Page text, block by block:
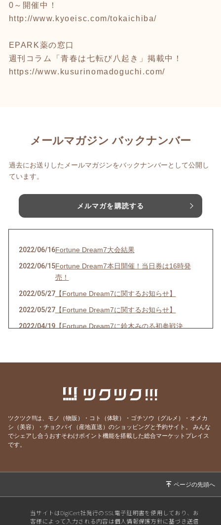
0～開催中！
http://www.kyoeisc.com/tokaichiba/
EPARK薬の窓口
週刊コラム「青春は七転び八起き」掲載中！
https://www.kusurinomadoguchi.com/
メールマガジン バックナンバー
過去にお送りしたメールマガジンをバックナンバーとして公開し
ています。
メルマガを購読する
2022/06/16Fortune Dream7大会結果
2022/06/15Fortune Dream7本日開催！当日券は16時発
売！
2022/05/27【Fortune Dream7に関するお知らせ】
2022/05/27【Fortune Dream7に関するお知らせ】
2022/04/19【Fortune Dream7に鈴木みのる初参戦決
【出演情報】
【イベント開催のお知らせ】
2021/06/23【お知らせ】
2021/06/13【出演,掲載情報】
2021/03/24【イベントのお知らせ】
ツクツク!!!は、モノ（物販）・コト（体験）・ゴチソウ（グルメ）・オメカ
シ（美容）・チョクバイ（産地直送）のショッピングと予約サイト。
みんな
でシェアし合うおすそわけポイント機能を搭載した総合マーケットプレイス
です。
当サイトはDigiCert社発行のSSL電子証明書を使用しており、お
客様によって入力される内容は個人情報保護方針に基づき送信